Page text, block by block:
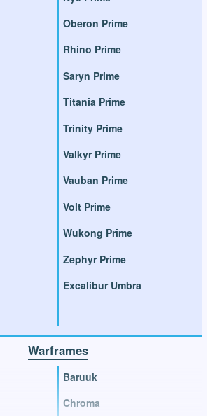
Oberon Prime
Rhino Prime
Saryn Prime
Titania Prime
Trinity Prime
Valkyr Prime
Vauban Prime
Volt Prime
Wukong Prime
Zephyr Prime
Excalibur Umbra
Warframes
Baruuk
Chroma